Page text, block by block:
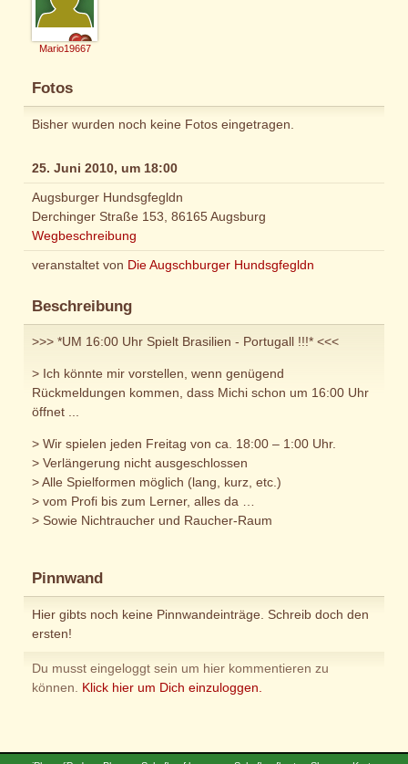
Mario19667
Fotos
Bisher wurden noch keine Fotos eingetragen.
25. Juni 2010, um 18:00
Augsburger Hundsgfegldn
Derchinger Straße 153, 86165 Augsburg
Wegbeschreibung
veranstaltet von Die Augschburger Hundsgfegldn
Beschreibung
>>> *UM 16:00 Uhr Spielt Brasilien - Portugall !!!* <<<
> Ich könnte mir vorstellen, wenn genügend
Rückmeldungen kommen, dass Michi schon um 16:00 Uhr
öffnet ...
> Wir spielen jeden Freitag von ca. 18:00 – 1:00 Uhr.
> Verlängerung nicht ausgeschlossen
> Alle Spielformen möglich (lang, kurz, etc.)
> vom Profi bis zum Lerner, alles da …
> Sowie Nichtraucher und Raucher-Raum
Pinnwand
Hier gibts noch keine Pinnwandeinträge. Schreib doch den
ersten!
Du musst eingeloggt sein um hier kommentieren zu
können. Klick hier um Dich einzuloggen.